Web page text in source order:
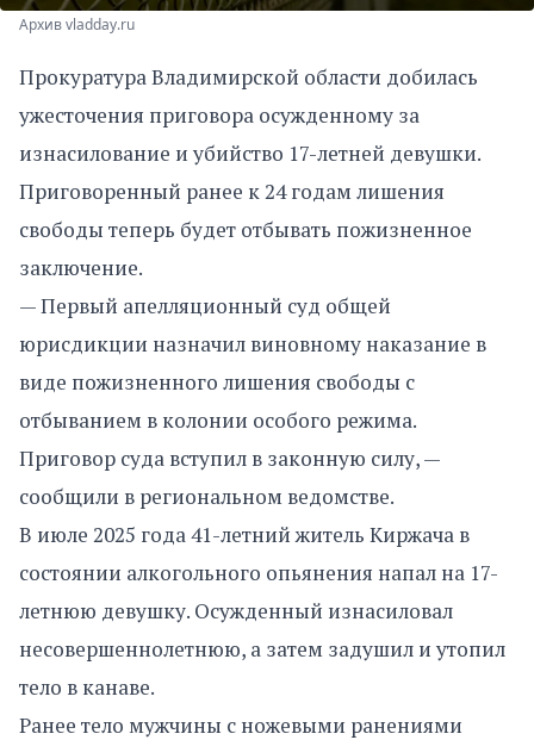
Архив vladday.ru
Прокуратура Владимирской области добилась
ужесточения приговора осужденному за
изнасилование и убийство 17-летней девушки.
Приговоренный ранее к 24 годам лишения
свободы теперь будет отбывать пожизненное
заключение.
— Первый апелляционный суд общей
юрисдикции назначил виновному наказание в
виде пожизненного лишения свободы с
отбыванием в колонии особого режима.
Приговор суда вступил в законную силу, —
сообщили в региональном ведомстве.
В июле 2025 года 41-летний житель Киржача в
состоянии алкогольного опьянения напал на 17-
летнюю девушку. Осужденный изнасиловал
несовершеннолетнюю, а затем задушил и утопил
тело в канаве.
Ранее тело мужчины с ножевыми ранениями